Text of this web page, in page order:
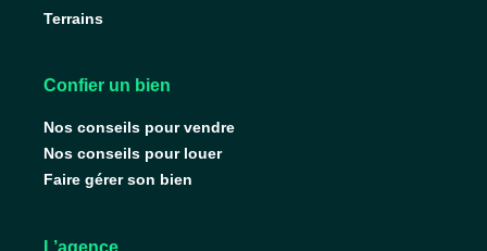
Terrains
Confier un bien
Nos conseils pour vendre
Nos conseils pour louer
Faire gérer son bien
L’agence